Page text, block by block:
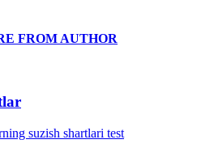
FROM AUTHOR